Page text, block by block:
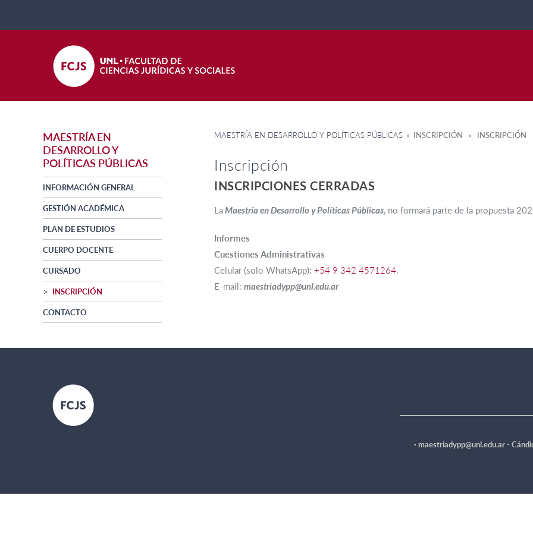
MAESTRÍA EN
DESARROLLO Y
POLÍTICAS PÚBLICAS
INFORMACIÓN GENERAL
GESTIÓN ACADÉMICA
PLAN DE ESTUDIOS
CUERPO DOCENTE
CURSADO
INSCRIPCIÓN
CONTACTO
MAESTRÍA EN DESARROLLO Y POLÍTICAS PÚBLICAS » INSCRIPCIÓN » INSCRIPCIÓN
Inscripción
INSCRIPCIONES CERRADAS
LaMaestría en Desarrollo y Políticas Públicas, no formará parte de la propuesta
Informes
Cuestiones Administrativas
Celular (solo WhatsApp): +54 9 342 4571264.
E-mail: maestriadypp@unl.edu.ar
· maestriadypp@unl.edu.ar -